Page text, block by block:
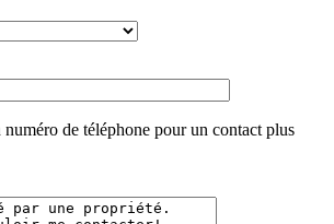
de téléphone pour un contact plus